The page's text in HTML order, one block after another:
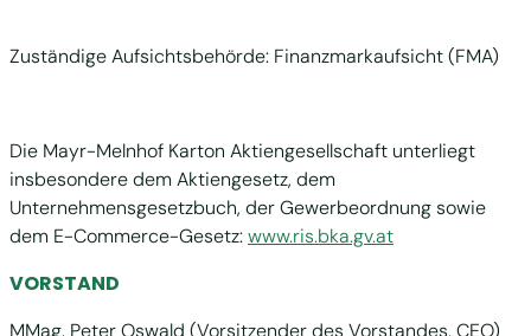
Zuständige Aufsichtsbehörde: Finanzmarkaufsicht (FMA)
Die Mayr-Melnhof Karton Aktiengesellschaft unterliegt
insbesondere dem Aktiengesetz, dem
Unternehmensgesetzbuch, der Gewerbeordnung sowie
dem E-Commerce-Gesetz:www.ris.bka.gv.at
VORSTAND